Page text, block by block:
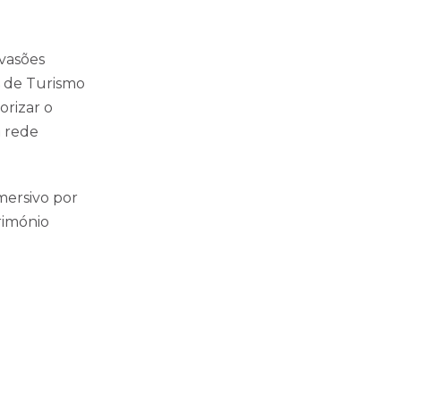
de Turismo
o
rede
por
LINKS ÚTEIS